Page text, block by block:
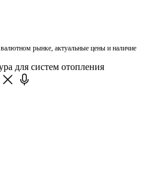
валютном рынке, актуальные цены и наличие
для систем отопления